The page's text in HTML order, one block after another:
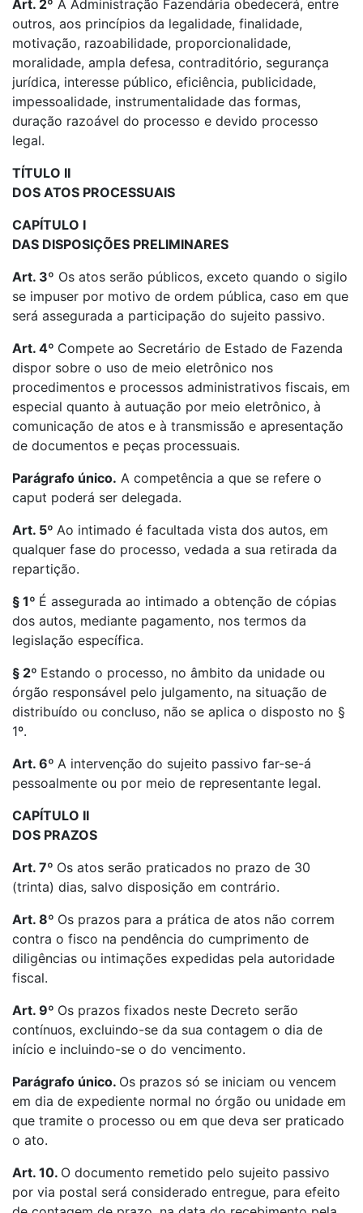
Art. 2º A Administração Fazendária obedecerá, entre
outros, aos princípios da legalidade, finalidade,
motivação, razoabilidade, proporcionalidade,
moralidade, ampla defesa, contraditório, segurança
jurídica, interesse público, eficiência, publicidade,
impessoalidade, instrumentalidade das formas,
duração razoável do processo e devido processo
legal.
TÍTULO II
DOS ATOS PROCESSUAIS
CAPÍTULO I
DAS DISPOSIÇÕES PRELIMINARES
Art. 3º Os atos serão públicos, exceto quando o sigilo
se impuser por motivo de ordem pública, caso em que
será assegurada a participação do sujeito passivo.
Art. 4º Compete ao Secretário de Estado de Fazenda
dispor sobre o uso de meio eletrônico nos
procedimentos e processos administrativos fiscais, em
especial quanto à autuação por meio eletrônico, à
comunicação de atos e à transmissão e apresentação
de documentos e peças processuais.
Parágrafo único. A competência a que se refere o
caput poderá ser delegada.
Art. 5º Ao intimado é facultada vista dos autos, em
qualquer fase do processo, vedada a sua retirada da
repartição.
§ 1º É assegurada ao intimado a obtenção de cópias
dos autos, mediante pagamento, nos termos da
legislação específica.
§ 2º Estando o processo, no âmbito da unidade ou
órgão responsável pelo julgamento, na situação de
distribuído ou concluso, não se aplica o disposto no §
1º.
Art. 6º A intervenção do sujeito passivo far-se-á
pessoalmente ou por meio de representante legal.
CAPÍTULO II
DOS PRAZOS
Art. 7º Os atos serão praticados no prazo de 30
(trinta) dias, salvo disposição em contrário.
Art. 8º Os prazos para a prática de atos não correm
contra o fisco na pendência do cumprimento de
diligências ou intimações expedidas pela autoridade
fiscal.
Art. 9º Os prazos fixados neste Decreto serão
contínuos, excluindo-se da sua contagem o dia de
início e incluindo-se o do vencimento.
Parágrafo único. Os prazos só se iniciam ou vencem
em dia de expediente normal no órgão ou unidade em
que tramite o processo ou em que deva ser praticado
o ato.
Art. 10. O documento remetido pelo sujeito passivo
por via postal será considerado entregue, para efeito